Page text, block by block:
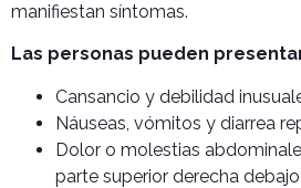
manifiestan síntomas.
Las personas pueden
Cansancio y debilidad
Náuseas, vómitos y diarrea
Dolor o molestias
parte superior derecha